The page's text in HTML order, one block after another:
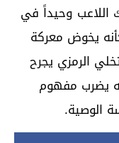
اللاعب وحيداً في
يخوض معركة
الرمزي يجرح
يضرب مفهوم
الوصية.